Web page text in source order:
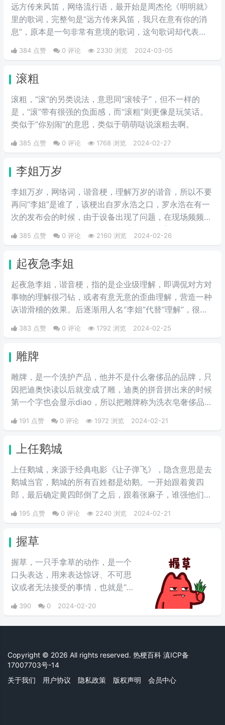
远方传来风笛，网络流行语，最开始是周杰伦《明明就》
里的歌词，完整句是“远方传来风笛，我只在意有你的消
息”，原本是一句非常有意境的歌词，这句歌词却代表
了“滚”，成了一种很新的骂人方式。
384 点赞 0 评论 2330 浏览 2024-03-05
滚粗
滚粗，“滚”的另类说法，意思同“滚犊子”，但不一样的
是，“滚”带有很强的负面感，而“滚粗”则更像是玩笑话。
类似于“你别闹”的意思，类似于萌萌哒说滚粗去啊。
385 点赞 0 评论 1768 浏览 2024-02-27
李姐万岁
李姐万岁，网络词，谐音梗，理解万岁的谐音，所以不要
再问“李姐”是谁了，该梗出自罗永浩之口，罗永浩在有一
次的发布会的时候，由于设备出现了问题，在现场频频出
错，满头大汗的罗永浩不断地说【李姐万岁】来缓解尴
尬，然后被一些锤子的粉丝疯狂传播。疯狂复读，每每出
可以说相当沙雕了，哈哈哈哈哈哈哈哈哈。
385 点赞 0 评论 2160 浏览 2024-02-26
起夜急李姐
起夜急李姐，谐音梗，指的是企业级理解，即调侃对方对
事物的理解很刁钻，或者有意无意的歪曲理解，营造一种
诙谐滑稽的效果。后逐渐用人名“李姐”代替“理解”，很有
383 点赞 0 评论 1792 浏览 2024-02-25
雕牌
雕牌，是一个洗护产品，他并不是什么奢侈品的品牌，只
因把迪奥快读以后就变成了雕，迪奥的拼音拼出来的时候
第一个字也会显示diao，所以把雕牌称为洗衣皂奢侈品品
牌，Dior一直是华贵和高雅的代名词，这是恶搞的叫法，
因为迪奥的拼音diao和雕相同，另外也讽刺迪奥的衣服越
191 点赞 0 评论 1972 浏览 2024-02-21
上任鹅城
上任鹅城，来‌‌‌‌‌‌‌‌‌源于经典电影《让子弹飞》，隐含意思是去
鹅城当官，鹅城的所有百姓都是幼鹅。一开始跟着黄四
郎，最后确定黄四郎倒了之后，跟着张麻子，谁强他们跟
195 点赞 0 评论 2240 浏览 2024-02-21
握草
握草，一只手拿草的动作，是一个
口头表达，用来表达惊讶、不可思
议或者无法接受的事情，也就是“无
390 0 2024-02-20
Copyright © 2026 All rights reserved. 热梗百科 滇ICP备
17007703号-14
关于我们
用户协议 隐私政策 版权声明 会员中心